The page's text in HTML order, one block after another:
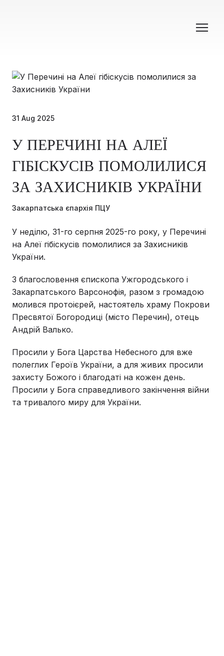
31 Aug 2025
У ПЕРЕЧИНІ НА АЛЕЇ
ГІБІСКУСІВ ПОМОЛИЛИСЯ
ЗА ЗАХИСНИКІВ УКРАЇНИ
Закарпатська єпархія ПЦУ
У неділю, 31-го серпня 2025-го року, у Перечині
на Алеї гібіскусів помолилися за Захисників
України.
З благословення єпископа Ужгородського і
Закарпатського Варсонофія, разом з громадою
молився протоієрей, настоятель храму Покрови
Пресвятої Богородиці (місто Перечин), отець
Андрій Валько.
Просили у Бога Царства Небесного для вже
полеглих Героїв України, а для живих просили
захисту Божого і благодаті на кожен день.
Просили у Бога справедливого закінчення війни
та тривалого миру для України.